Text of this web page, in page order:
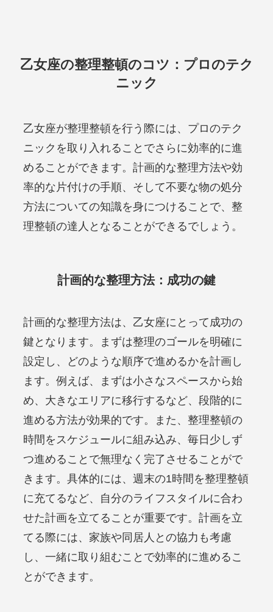
乙女座の整理整頓のコツ：プロのテク
ニック
乙女座が整理整頓を行う際には、プロのテク
ニックを取り入れることでさらに効率的に進
めることができます。計画的な整理方法や効
率的な片付けの手順、そして不要な物の処分
方法についての知識を身につけることで、整
理整頓の達人となることができるでしょう。
計画的な整理方法：成功の鍵
計画的な整理方法は、乙女座にとって成功の
鍵となります。まずは整理のゴールを明確に
設定し、どのような順序で進めるかを計画し
ます。例えば、まずは小さなスペースから始
め、大きなエリアに移行するなど、段階的に
進める方法が効果的です。また、整理整頓の
時間をスケジュールに組み込み、毎日少しず
つ進めることで無理なく完了させることがで
きます。具体的には、週末の1時間を整理整頓
に充てるなど、自分のライフスタイルに合わ
せた計画を立てることが重要です。計画を立
てる際には、家族や同居人との協力も考慮
し、一緒に取り組むことで効率的に進めるこ
とができます。